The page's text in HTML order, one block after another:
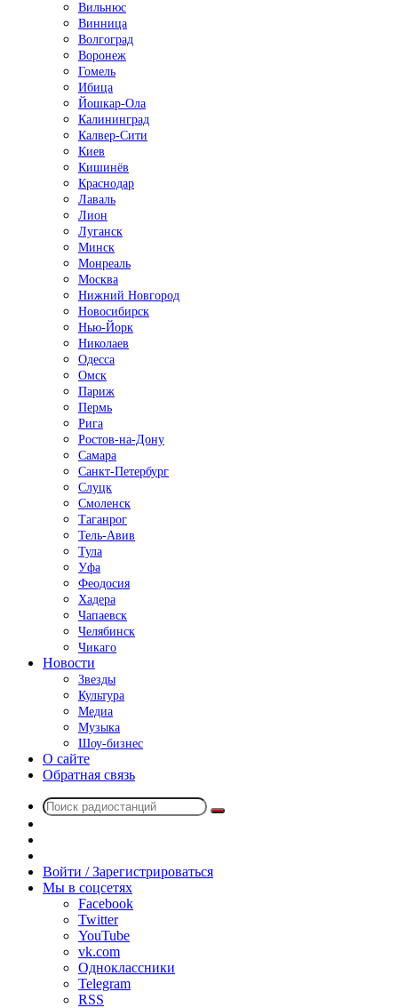
Вильнюс
Винница
Волгоград
Воронеж
Гомель
Ибица
Йошкар-Ола
Калининград
Калвер-Сити
Киев
Кишинёв
Краснодар
Лаваль
Лион
Луганск
Минск
Монреаль
Москва
Нижний Новгород
Новосибирск
Нью-Йорк
Николаев
Одесса
Омск
Париж
Пермь
Рига
Ростов-на-Дону
Самара
Санкт-Петербург
Слуцк
Смоленск
Таганрог
Тель-Авив
Тула
Уфа
Феодосия
Хадера
Чапаевск
Челябинск
Чикаго
Новости
Звезды
Культура
Медиа
Музыка
Шоу-бизнес
О сайте
Обратная связь
Поиск
радио
Войти / Зарегистрироваться
Мы в соцсетях
Facebook
Twitter
YouTube
vk.com
Одноклассники
Telegram
RSS